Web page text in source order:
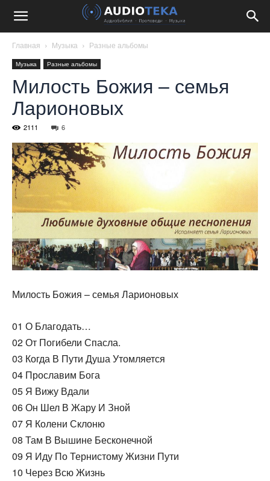
Главная Музыка Разные альбомы
Музыка Разные альбомы
Милость Божия – семья
Ларионовых
2111 6
Милость Божия – семья Ларионовых
01 О Благодать…
02 От Погибели Спасла.
03 Когда В Пути Душа Утомляется
04 Прославим Бога
05 Я Вижу Вдали
06 Он Шел В Жару И Зной
07 Я Колени Склоню
08 Там В Вышине Бесконечной
09 Я Иду По Тернистому Жизни Пути
10 Через Всю Жизнь